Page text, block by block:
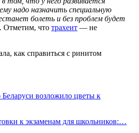
надо назначить специальную
болеть и без проблем будет
. Отметим, что трахеит — не
как справиться с ринитом
возложило цветы к
к экзаменам для школьников:…